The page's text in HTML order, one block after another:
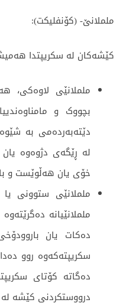
ململانێ- (کۆنفلیکت):
كێشه‌كان له‌ سكریپتدا
ململانێی لاوه‌كی،
بچووک و
دێتەبەردەمی بە
لە ڕێگەی دژوەوە
خۆی یان هەڵوێست و
ململانێی ستوونی
ململانێیانە
دەکات یان
سکریپتەکەوە روو
دەگاتە کۆتای
درووستکردنی کێشە